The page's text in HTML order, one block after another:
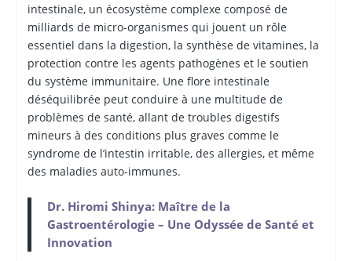
intestinale, un écosystème complexe composé de
milliards de micro-organismes qui jouent un rôle
essentiel dans la digestion, la synthèse de vitamines, la
protection contre les agents pathogènes et le soutien
du système immunitaire. Une flore intestinale
déséquilibrée peut conduire à une multitude de
problèmes de santé, allant de troubles digestifs
mineurs à des conditions plus graves comme le
syndrome de l’intestin irritable, des allergies, et même
des maladies auto-immunes.
Dr. Hiromi Shinya: Maître de la
Gastroentérologie – Une Odyssée de Santé et
Innovation